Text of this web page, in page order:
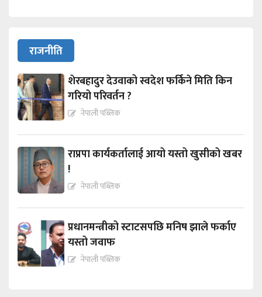
राजनीति
शेरबहादुर देउवाको स्वदेश फर्किने मिति किन
गरियो परिवर्तन ?
नेपाली पब्लिक
राप्रपा कार्यकर्तालाई आयो यस्तो खुसीको खबर
!
नेपाली पब्लिक
प्रधानमन्त्रीको स्टाटसपछि मनिष झाले फर्काए
यस्तो जवाफ
नेपाली पब्लिक